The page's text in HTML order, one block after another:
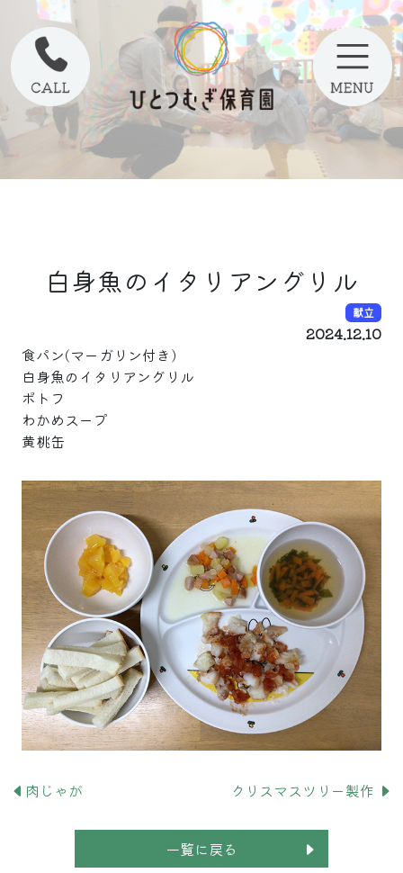
白身魚のイタリアングリル
献立
2024.12.10
食パン(マーガリン付き)
白身魚のイタリアングリル
ポトフ
わかめスープ
黄桃缶
肉じゃが クリスマスツリー製作
一覧に戻る